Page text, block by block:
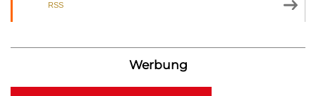
RSS
Werbung